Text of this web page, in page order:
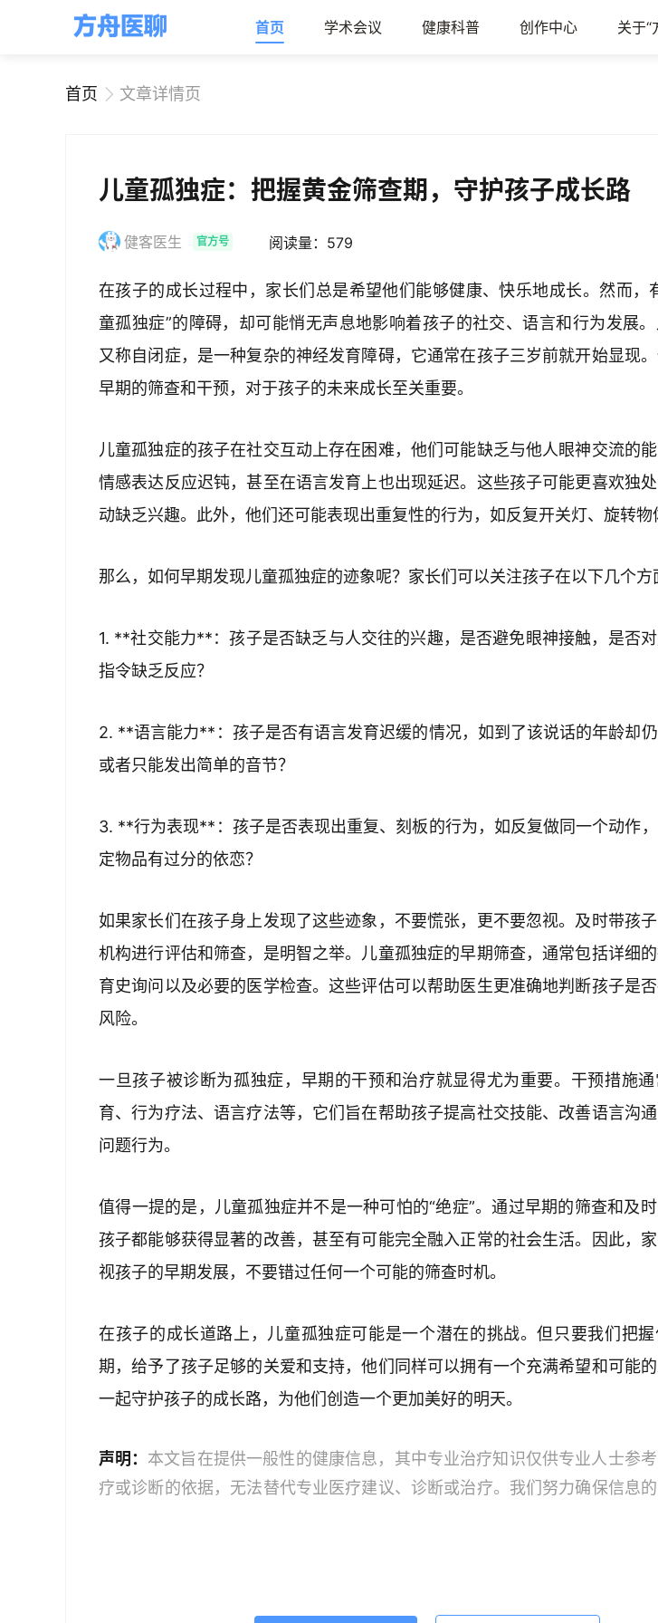
首页 学术会议 健康科普 创作中心 关于“
首页 文章详情页
儿童孤独症：把握黄金筛查期，守护孩子成长路
健客医生 官方号 阅读量：579
在孩子的成长过程中，家长们总是希望他们能够健康、快乐地成长。然而，
童孤独症”的障碍，却可能悄无声息地影响着孩子的社交、语言和行为发展。
又称自闭症，是一种复杂的神经发育障碍，它通常在孩子三岁前就开始显现。
早期的筛查和干预，对于孩子的未来成长至关重要。
儿童孤独症的孩子在社交互动上存在困难，他们可能缺乏与他人眼神交流的
情感表达反应迟钝，甚至在语言发育上也出现延迟。这些孩子可能更喜欢独
动缺乏兴趣。此外，他们还可能表现出重复性的行为，如反复开关灯、旋转物
那么，如何早期发现儿童孤独症的迹象呢？家长们可以关注孩子在以下几个方
1. **社交能力**：孩子是否缺乏与人交往的兴趣，是否避免眼神接触，是否
指令缺乏反应？
2. **语言能力**：孩子是否有语言发育迟缓的情况，如到了该说话的年龄却仍
或者只能发出简单的音节？
3. **行为表现**：孩子是否表现出重复、刻板的行为，如反复做同一个动作
定物品有过分的依恋？
如果家长们在孩子身上发现了这些迹象，不要慌张，更不要忽视。及时带孩
机构进行评估和筛查，是明智之举。儿童孤独症的早期筛查，通常包括详细
育史询问以及必要的医学检查。这些评估可以帮助医生更准确地判断孩子是
风险。
一旦孩子被诊断为孤独症，早期的干预和治疗就显得尤为重要。干预措施
育、行为疗法、语言疗法等，它们旨在帮助孩子提高社交技能、改善语言沟
问题行为。
值得一提的是，儿童孤独症并不是一种可怕的“绝症”。通过早期的筛查和及
孩子都能够获得显著的改善，甚至有可能完全融入正常的社会生活。因此，
视孩子的早期发展，不要错过任何一个可能的筛查时机。
在孩子的成长道路上，儿童孤独症可能是一个潜在的挑战。但只要我们把
期，给予了孩子足够的关爱和支持，他们同样可以拥有一个充满希望和可能
一起守护孩子的成长路，为他们创造一个更加美好的明天。
声明： 本文旨在提供一般性的健康信息，其中专业治疗知识仅供专业人士参
疗或诊断的依据，无法替代专业医疗建议、诊断或治疗。我们努力确保信息
策时，应咨询合格的医疗专业人员。对于依据本文内容采取的任何行动，本